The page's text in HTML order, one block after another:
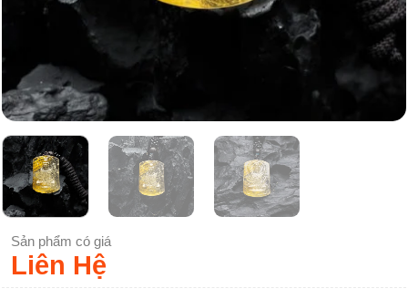
Sản phẩm có giá
Liên Hệ